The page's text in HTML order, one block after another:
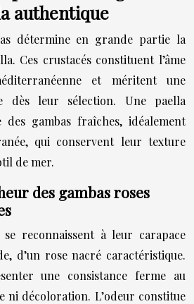
authentique
détermine en grande partie la
Ces crustacés constituent l’âme
et méritent une
dès leur sélection. Une paella
des gambas fraîches, idéalement
qui conservent leur texture
de mer.
des gambas roses
reconnaissent à leur carapace
d’un rose nacré caractéristique.
une consistance ferme au
ni décoloration. L’odeur constitue